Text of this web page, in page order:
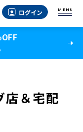
ログイン MENU
店＆宅配